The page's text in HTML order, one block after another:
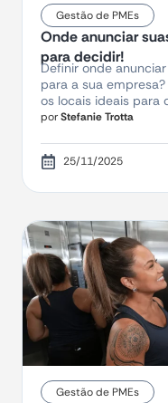
Gestão de PMEs
Onde anunciar
para decidir!
Definir onde
para a sua
os locais ideais para
porStefanie Trotta
25/11/2025
Gestão de PMEs